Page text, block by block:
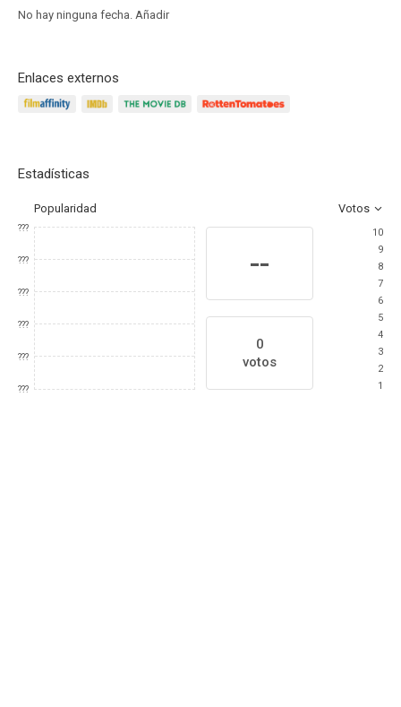
No hay ninguna fecha. Añadir
Enlaces externos
Estadísticas
Popularidad Votos
???
???
???
???
???
???
--
0
votos
10
9
8
7
6
5
4
3
2
1